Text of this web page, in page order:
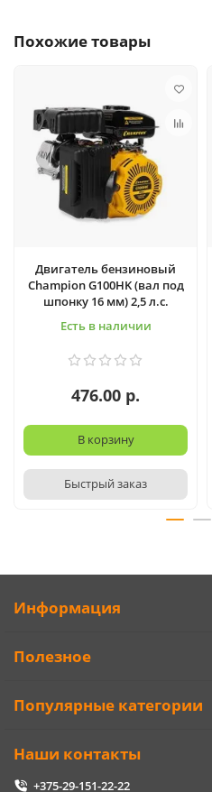
Похожие товары
Двигатель бензиновый
Champion G100HK (вал под
шпонку 16 мм) 2,5 л.с.
Есть в наличии
476.00 р.
В корзину
Быстрый заказ
Информация
Полезное
Популярные категории
Наши контакты
+375-29-151-22-22